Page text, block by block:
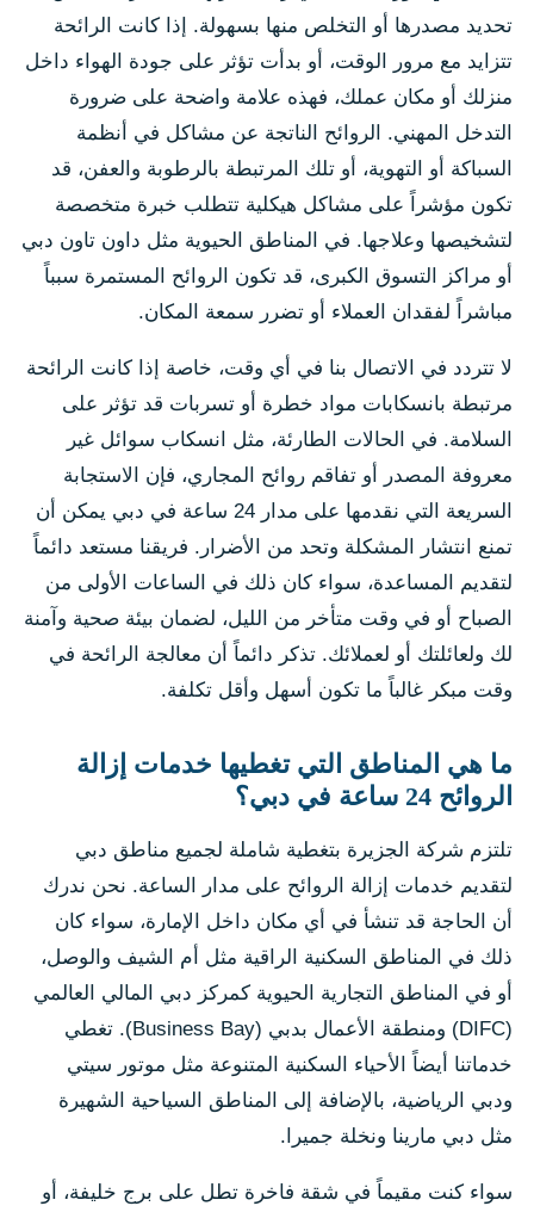
تحديد مصدرها أو التخلص منها بسهولة. إذا كانت الرائحة
تتزايد مع مرور الوقت، أو بدأت تؤثر على جودة الهواء داخل
منزلك أو مكان عملك، فهذه علامة واضحة على ضرورة
التدخل المهني. الروائح الناتجة عن مشاكل في أنظمة
السباكة أو التهوية، أو تلك المرتبطة بالرطوبة والعفن، قد
تكون مؤشراً على مشاكل هيكلية تتطلب خبرة متخصصة
لتشخيصها وعلاجها. في المناطق الحيوية مثل داون تاون دبي
أو مراكز التسوق الكبرى، قد تكون الروائح المستمرة سبباً
مباشراً لفقدان العملاء أو تضرر سمعة المكان.
لا تتردد في الاتصال بنا في أي وقت، خاصة إذا كانت الرائحة
مرتبطة بانسكابات مواد خطرة أو تسربات قد تؤثر على
السلامة. في الحالات الطارئة، مثل انسكاب سوائل غير
معروفة المصدر أو تفاقم روائح المجاري، فإن الاستجابة
السريعة التي نقدمها على مدار 24 ساعة في دبي يمكن أن
تمنع انتشار المشكلة وتحد من الأضرار. فريقنا مستعد دائماً
لتقديم المساعدة، سواء كان ذلك في الساعات الأولى من
الصباح أو في وقت متأخر من الليل، لضمان بيئة صحية وآمنة
لك ولعائلتك أو لعملائك. تذكر دائماً أن معالجة الرائحة في
وقت مبكر غالباً ما تكون أسهل وأقل تكلفة.
ما هي المناطق التي تغطيها خدمات إزالة
الروائح 24 ساعة في دبي؟
تلتزم شركة الجزيرة بتغطية شاملة لجميع مناطق دبي
لتقديم خدمات إزالة الروائح على مدار الساعة. نحن ندرك
أن الحاجة قد تنشأ في أي مكان داخل الإمارة، سواء كان
ذلك في المناطق السكنية الراقية مثل أم الشيف والوصل،
أو في المناطق التجارية الحيوية كمركز دبي المالي العالمي
(DIFC) ومنطقة الأعمال بدبي (Business Bay). تغطي
خدماتنا أيضاً الأحياء السكنية المتنوعة مثل موتور سيتي
ودبي الرياضية، بالإضافة إلى المناطق السياحية الشهيرة
مثل دبي مارينا ونخلة جميرا.
سواء كنت مقيماً في شقة فاخرة تطل على برج خليفة، أو